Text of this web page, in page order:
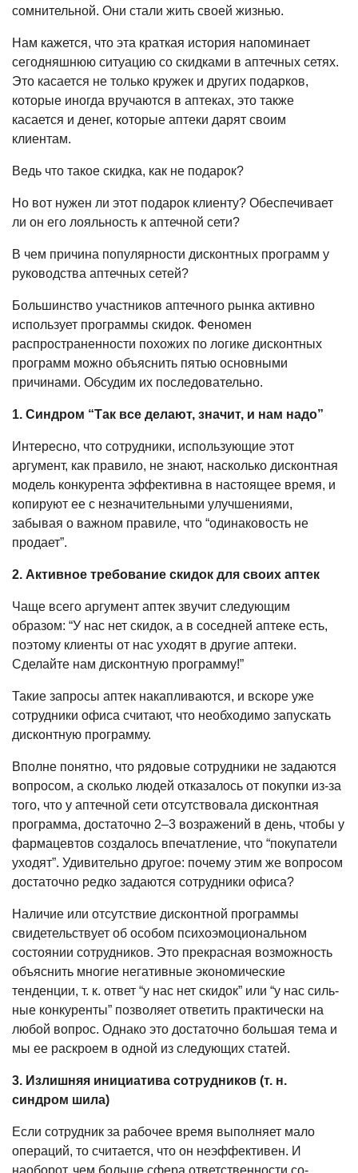
сомнительной. Они стали жить своей жизнью.
Нам кажется, что эта краткая исто­рия напоминает
сегодняшнюю ситуа­цию со скидками в аптечных сетях.
Это касается не только кружек и других подарков,
которые иногда вручаются в аптеках, это также
касается и денег, ко­торые аптеки дарят своим
клиентам.
Ведь что такое скидка, как не пода­рок?
Но вот нужен ли этот подарок кли­енту? Обеспечивает
ли он его лояль­ность к аптечной сети?
В чем причина популярности дисконтных программ у
руководства аптечных сетей?
Большинство участников аптечного рынка активно
использует программы скидок. Феномен
распространенности похожих по логике дисконтных
про­грамм можно объяснить пятью основ­ными
причинами. Обсудим их последо­вательно.
1. Синдром “Так все делают, зна­чит, и нам надо”
Интересно, что сотрудники, исполь­зующие этот
аргумент, как правило, не знают, насколько дисконтная
модель конкурента эффективна в настоящее время, и
копируют ее с незначительны­ми улучшениями,
забывая о важном правиле, что “одинаковость не
продает”.
2. Активное требование скидок для своих аптек
Чаще всего аргумент аптек звучит следующим
образом: “У нас нет скидок, а в соседней аптеке есть,
поэтому кли­енты от нас уходят в другие аптеки.
Сделайте нам дисконтную программу!”
Такие запросы аптек накапливают­ся, и вскоре уже
сотрудники офиса считают, что необходимо запускать
дисконтную программу.
Вполне понятно, что рядовые со­трудники не задаются
вопросом, а сколько людей отказалось от покупки из-за
того, что у аптечной сети отсут­ствовала дисконтная
программа, доста­точно 2–3 возражений в день, чтобы у
фармацевтов создалось впечатление, что “покупатели
уходят”. Удивительно дру­гое: почему этим же вопросом
достаточ­но редко задаются сотрудники офиса?
Наличие или отсутствие дисконт­ной программы
свидетельствует об особом психоэмоциональном
состоя­нии сотрудников. Это прекрасная воз­можность
объяснить многие негатив­ные экономические
тенденции, т. к. от­вет “у нас нет скидок” или “у нас силь­
ные конкуренты” позволяет ответить практически на
любой вопрос. Однако это достаточно большая тема и
мы ее раскроем в одной из следующих статей.
3. Излишняя инициатива сотруд­ников (т. н.
синдром шила)
Если сотрудник за рабочее время выполняет мало
операций, то считает­ся, что он неэффективен. И
наоборот, чем больше сфера ответственности со­